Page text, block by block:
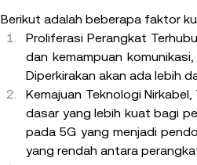
Berikut adalah beberapa faktor
Proliferasi Perangkat
dan kemampuan
Diperkirakan akan ada lebih
Kemajuan Teknologi
dasar yang lebih kuat bagi
pada 5G yang menjadi
yang rendah antara